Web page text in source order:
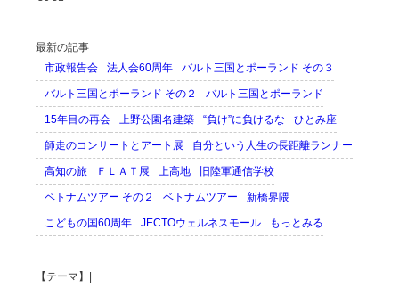
最新の記事
市政報告会
法人会60周年 バルト三国とポーランド その３
バルト三国とポーランド その２ バルト三国とポーランド
15年目の再会 上野公園名建築 “負け”に負けるな ひとみ座
師走のコンサートとアート展 自分という人生の長距離ランナー
高知の旅 ＦＬＡＴ展 上高地 旧陸軍通信学校
ベトナムツアー その２ ベトナムツアー 新橋界隈
こどもの国60周年 JECTOウェルネスモール もっとみる
【テーマ】|